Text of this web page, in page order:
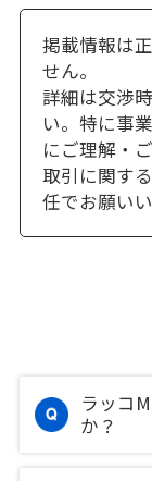
掲載情報は
せん。
詳細は交渉
い。特に事
にご理解・
取引に関す
任でお願いい
ラッコ
か？